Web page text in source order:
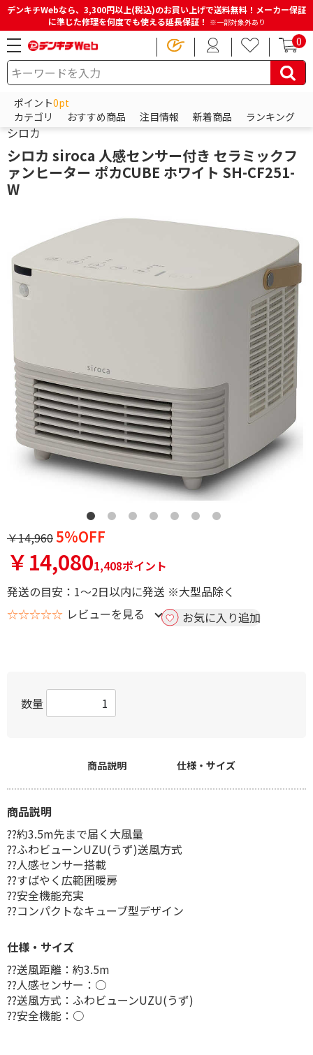
デンキチWebなら、3,300円以上(税込)のお買い上げで送料無料！メーカー保証
に準じた修理を何度でも使える延長保証！ ※一部対象外あり
0
ポイント0pt
カテゴリ
おすすめ商品 注目情報 新着商品 ランキング
HOME 商品一覧ページ
冷蔵庫・洗濯機・生活家電
HOME
商品一覧ページ
セラミックヒーター
シロカ
シロカ siroca 人感センサー付き セラミックフ
ァンヒーター ポカCUBE ホワイト SH-CF251-
W
￥14,9605%OFF
￥14,0801,408ポイント
発送の目安：1～2日以内に発送 ※大型品除く
☆☆☆☆☆ レビューを見る お気に入り追加
数量
商品説明 仕様・サイズ
商品説明
??約3.5m先まで届く大風量
??ふわビューンUZU(うず)送風方式
??人感センサー搭載
??すばやく広範囲暖房
??安全機能充実
??コンパクトなキューブ型デザイン
仕様・サイズ
??送風距離：約3.5m
??人感センサー：○
??送風方式：ふわビューンUZU(うず)
??安全機能：○